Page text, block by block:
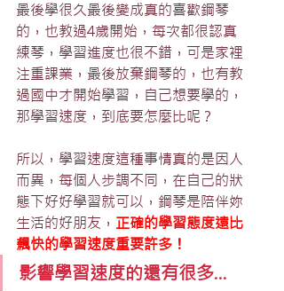
最後學很久最後變成真的喜歡鋼琴
的，也教過4歲開始，每次都很認真
練琴，學習進度也很不錯，可是家裡
注重課業，最後放棄鋼琴的，也有教
過國中才開始學習，自己想要學的，
那學習速度，到底要怎麼比呢？
所以，學習速度這種事情真的是因人
而異，每個人步調不同，在自己的狀
態下好好學習就可以，鋼琴是陪伴妳
生活的好朋友， 正確的學習態度遠比
飆快的學習速度重要許多！
影響學習速度的還有很多...